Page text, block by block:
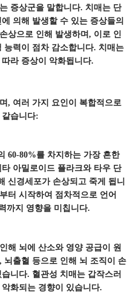
증상군을 말합니다. 치매는 단
의해 발생할 수 있는 증상들의
상으로 인해 발생하며, 이로 인
능력이 점차 감소합니다. 치매는
라 증상이 악화됩니다.
, 여러 가지 요인이 복합적으로
습니다:
60-80%를 차지하는 가장 흔한
아밀로이드 플라크와 타우 단
신경세포가 손상되고 죽게 됩니
터 시작하여 점차적으로 언어
까지 영향을 미칩니다.
해 뇌에 산소와 영양 공급이 원
뇌출혈 등으로 인해 뇌 조직이 손
니다. 혈관성 치매는 갑작스러
화되는 경향이 있습니다.